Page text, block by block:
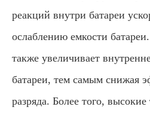
реакций внутри батареи
ослаблению емкости
также увеличивает
батареи, тем самым снижая
разряда. Более того,